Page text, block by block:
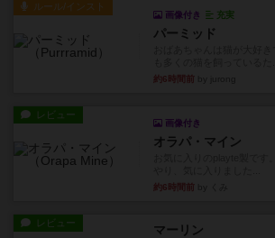
ルール/インスト
画像付き 充実
パーミッド
約6時間前
レビュー
画像付き
オラパ・マイン
約6時間前
レビュー マーリン